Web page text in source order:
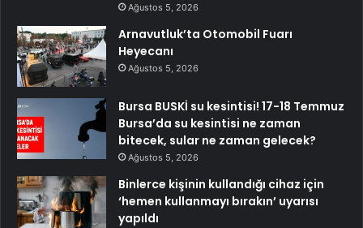
Ağustos 5, 2026
Arnavutluk’ta Otomobil Fuarı
Heyecanı
Ağustos 5, 2026
Bursa BUSKİ su kesintisi! 17-18 Temmuz
Bursa’da su kesintisi ne zaman
bitecek, sular ne zaman gelecek?
Ağustos 5, 2026
Binlerce kişinin kullandığı cihaz için
‘hemen kullanmayı bırakın’ uyarısı
yapıldı